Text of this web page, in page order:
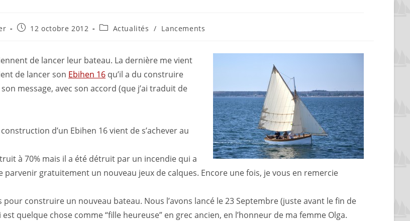
12 octobre 2012 Actualités / Lancements
de lancer leur bateau. La dernière me vient
de lancer son Ebihen 16 qu’il a du construire
message, avec son accord (que j’ai traduit de
d’un Ebihen 16 vient de s’achever au
à 70% mais il a été détruit par un incendie qui a
parvenir gratuitement un nouveau jeux de calques. Encore une fois, je vous en remercie
construire un nouveau bateau. Nous l’avons lancé le 23 Septembre (juste avant le fin de
quelque chose comme “fille heureuse” en grec ancien, en l’honneur de ma femme Olga.